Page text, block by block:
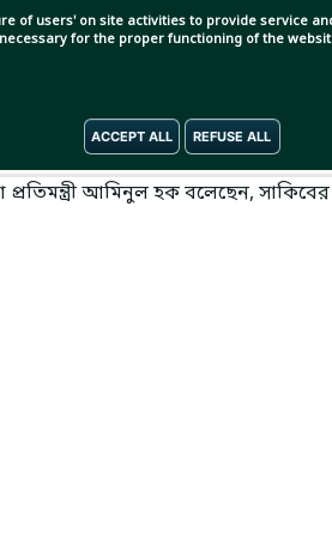
of users' on site activities to provide service
for the proper functioning of the
ACCEPT ALL REFUSE ALL
দেশে ফিরতে পারছেন না দুই বছরের
আমিনুল হক বলেছেন,